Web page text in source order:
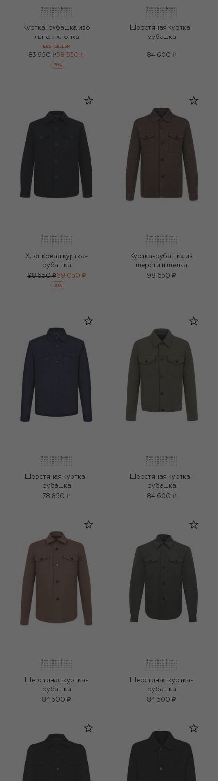
Куртка-рубашка изо
льна и хлопка
BEST-SELLER
83 650 ₽58 550 ₽
-30%
Шерстяная куртка-
рубашка
84 600 ₽
Хлопковая куртка-
рубашка
98 650 ₽69 050 ₽
-30%
Куртка-рубашка из
шерсти и шелка
98 650 ₽
Шерстяная куртка-
рубашка
78 850 ₽
Шерстяная куртка-
рубашка
84 600 ₽
Шерстяная куртка-
рубашка
84 500 ₽
Шерстяная куртка-
рубашка
84 500 ₽